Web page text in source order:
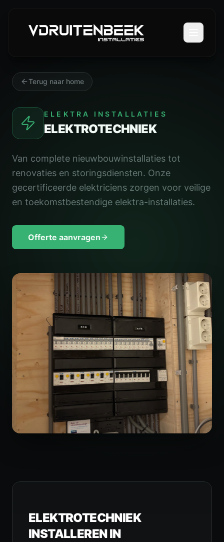
Terug naar home
ELEKTRA INSTALLATIES
ELEKTROTECHNIEK
Van complete nieuwbouwinstallaties tot
renovaties en storingsdiensten. Onze
gecertificeerde elektriciens zorgen voor veilige
en toekomstbestendige elektra-installaties.
Offerte aanvragen
ELEKTROTECHNIEK
INSTALLEREN IN